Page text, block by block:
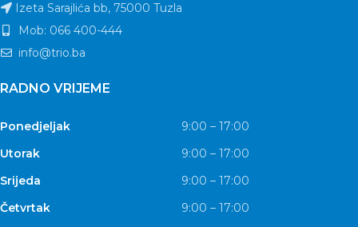
Izeta Sarajlića bb, 75000 Tuzla
Mob: 066 400-444
info@trio.ba
RADNO VRIJEME
Ponedjeljak
9:00 – 17:00
Utorak
9:00 – 17:00
Srijeda
9:00 – 17:00
Četvrtak
9:00 – 17:00